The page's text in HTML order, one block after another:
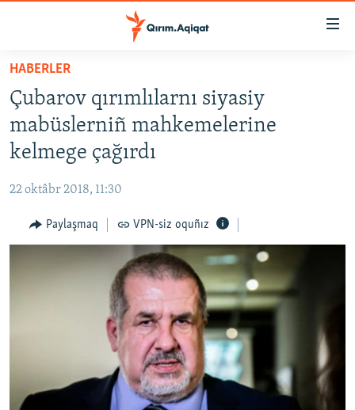
Esas
qaytmaq
Baş
navigatsiyağa
qaytmaq
Qıdıruvğa
HABERLER
SİYASET
İQTİSADİYAT
MEDENİYET
İNSAN AQLARI
Русский
HABERLER
Çubarov qırımlılarnı siyasiy
mabüslerniñ mahkemelerine
kelmege çağırdı
22 oktâbr 2018, 11:30
Paylaşmaq VPN-siz oquñız